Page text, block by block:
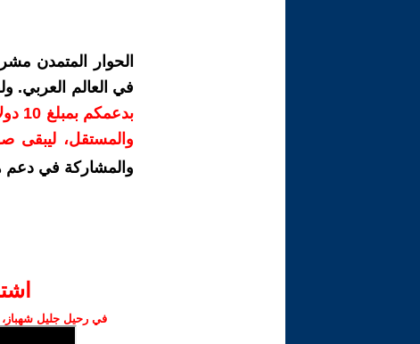
الحوار المتمدن
في العالم العربي.
والمستقل، ليبقى
والمشاركة في دعم
في رحيل جليل شهباز،